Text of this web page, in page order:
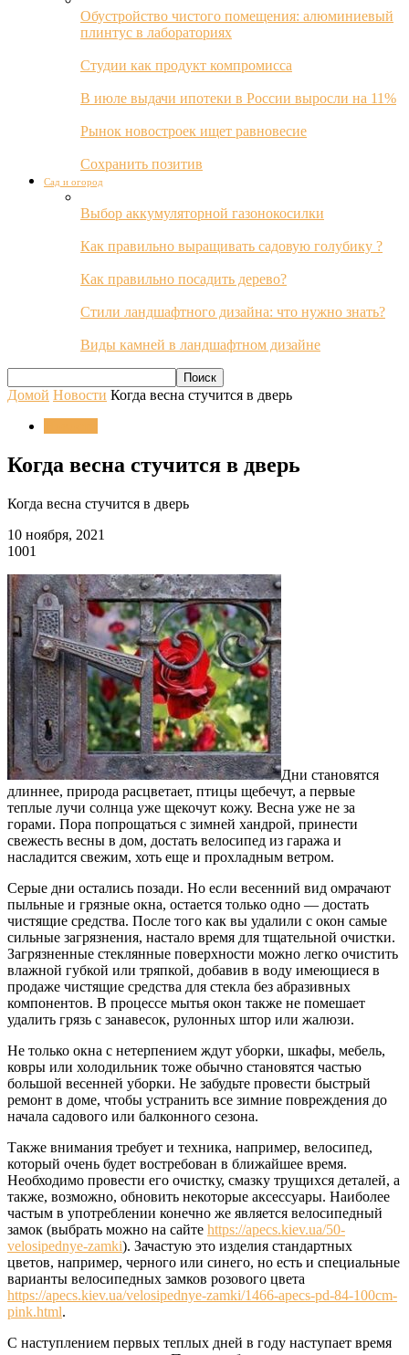
Обустройство чистого помещения: алюминиевый
плинтус в лабораториях
Студии как продукт компромисса
В июле выдачи ипотеки в России выросли на 11%
Рынок новостроек ищет равновесие
Сохранить позитив
Сад и огород
Выбор аккумуляторной газонокосилки
Как правильно выращивать садовую голубику ?
Как правильно посадить дерево?
Стили ландшафтного дизайна: что нужно знать?
Виды камней в ландшафтном дизайне
Домой Новости Когда весна стучится в дверь
Когда весна стучится в дверь
Когда весна стучится в дверь
10 ноября, 2021
1001
Дни становятся
длиннее, природа расцветает, птицы щебечут, а первые
теплые лучи солнца уже щекочут кожу. Весна уже не за
горами. Пора попрощаться с зимней хандрой, принести
свежесть весны в дом, достать велосипед из гаража и
насладится свежим, хоть еще и прохладным ветром.
Серые дни остались позади. Но если весенний вид омрачают
пыльные и грязные окна, остается только одно — достать
чистящие средства. После того как вы удалили с окон самые
сильные загрязнения, настало время для тщательной очистки.
Загрязненные стеклянные поверхности можно легко очистить
влажной губкой или тряпкой, добавив в воду имеющиеся в
продаже чистящие средства для стекла без абразивных
компонентов. В процессе мытья окон также не помешает
удалить грязь с занавесок, рулонных штор или жалюзи.
Не только окна с нетерпением ждут уборки, шкафы, мебель,
ковры или холодильник тоже обычно становятся частью
большой весенней уборки. Не забудьте провести быстрый
ремонт в доме, чтобы устранить все зимние повреждения до
начала садового или балконного сезона.
Также внимания требует и техника, например, велосипед,
который очень будет востребован в ближайшее время.
Необходимо провести его очистку, смазку трущихся деталей, а
также, возможно, обновить некоторые аксессуары. Наиболее
частым в употреблении конечно же является велосипедный
замок (выбрать можно на сайте https://apecs.kiev.ua/50-
velosipednye-zamki). Зачастую это изделия стандартных
цветов, например, черного или синего, но есть и специальные
варианты велосипедных замков розового цвета
https://apecs.kiev.ua/velosipednye-zamki/1466-apecs-pd-84-100cm-
pink.html.
С наступлением первых теплых дней в году наступает время